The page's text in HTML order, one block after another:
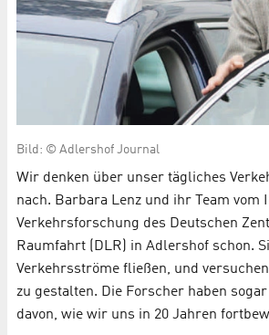
Bild: © Adlershof Journal
Wir denken über unser tägliches
nach. Barbara Lenz und ihr Team vom
Verkehrsforschung des Deutschen
Raumfahrt (DLR) in Adlershof schon.
Verkehrsströme fließen, und
zu gestalten. Die Forscher haben
davon, wie wir uns in 20 Jahren